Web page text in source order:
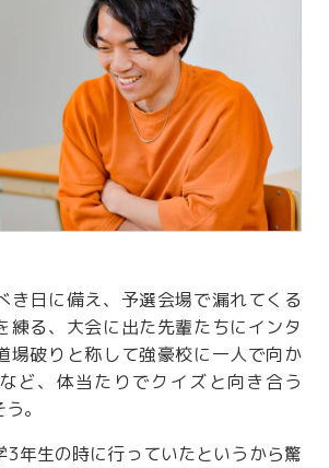
き日に備え、予選会場で漏れてくる
練る、大会に出た先輩たちにインタ
場破りと称して強豪校に一人で向か
ど、体当たりでクイズと向き合う
。
3年生の時に行っていたというから驚